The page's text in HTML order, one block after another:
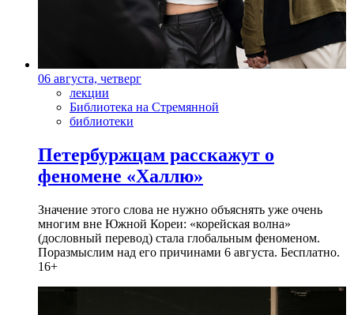
06 августа, четверг
лекции
Библиотека на Стремянной
библиотеки
Петербуржцам расскажут о
феномене «Халлю»
Значение этого слова не нужно объяснять уже очень
многим вне Южной Кореи: «корейская волна»
(дословный перевод) стала глобальным феноменом.
Поразмыслим над его причинами 6 августа. Бесплатно.
16+